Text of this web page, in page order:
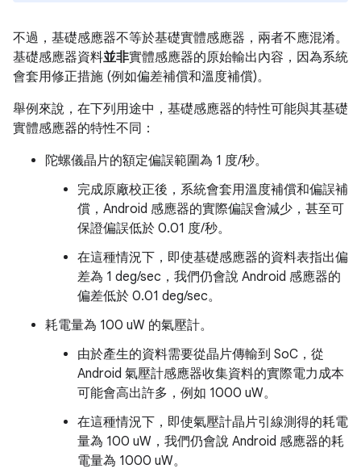
不過，基礎感應器不等於基礎實體感應器，兩者不應混淆。
基礎感應器資料並非實體感應器的原始輸出內容，因為系統
會套用修正措施 (例如偏差補償和溫度補償)。
舉例來說，在下列用途中，基礎感應器的特性可能與其基礎
實體感應器的特性不同：
陀螺儀晶片的額定偏誤範圍為 1 度/秒。
完成原廠校正後，系統會套用溫度補償和偏誤補
償，Android 感應器的實際偏誤會減少，甚至可
保證偏誤低於 0.01 度/秒。
在這種情況下，即使基礎感應器的資料表指出偏
差為 1 deg/sec，我們仍會說 Android 感應器的
偏差低於 0.01 deg/sec。
耗電量為 100 uW 的氣壓計。
由於產生的資料需要從晶片傳輸到 SoC，從
Android 氣壓計感應器收集資料的實際電力成本
可能會高出許多，例如 1000 uW。
在這種情況下，即使氣壓計晶片引線測得的耗電
量為 100 uW，我們仍會說 Android 感應器的耗
電量為 1000 uW。